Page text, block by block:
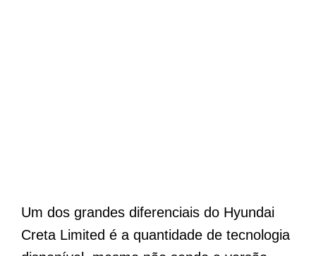
Um dos grandes diferenciais do Hyundai
Creta Limited é a quantidade de tecnologia